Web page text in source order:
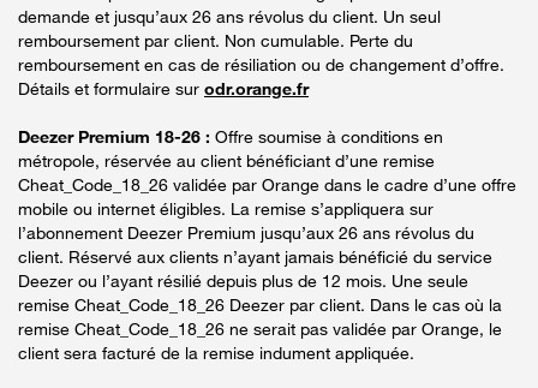
demande et jusqu’aux 26 ans révolus du client. Un seul
remboursement par client. Non cumulable. Perte du
remboursement en cas de résiliation ou de changement d’offre.
Détails et formulaire sur odr.orange.fr
Deezer Premium 18-26 : Offre soumise à conditions en
métropole, réservée au client bénéficiant d’une remise
Cheat_Code_18_26 validée par Orange dans le cadre d’une offre
mobile ou internet éligibles. La remise s’appliquera sur
l’abonnement Deezer Premium jusqu’aux 26 ans révolus du
client. Réservé aux clients n’ayant jamais bénéficié du service
Deezer ou l’ayant résilié depuis plus de 12 mois. Une seule
remise Cheat_Code_18_26 Deezer par client. Dans le cas où la
remise Cheat_Code_18_26 ne serait pas validée par Orange, le
client sera facturé de la remise indument appliquée.